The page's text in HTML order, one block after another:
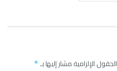
الحقول الإلزامية مشار إليها بـ*